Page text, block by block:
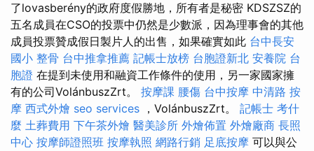
了lovasberény的政府度假勝地，所有者是秘密 KDSZSZ的
五名成員在CSO的投票中仍然是少數派，因為理事會的其他
成員投票贊成假日製片人的出售，如果確實如此 台中長安
國小 整骨 台中推拿推薦 記帳士放榜 台胞證新北 安養院 台
胞證 在提到未使用和融資工作條件的使用，另一家國家擁
有的公司VolánbuszZrt。 按摩課 腰傷 台中按摩 中清路 按
摩 西式外燴 seo services ，VolánbuszZrt。 記帳士 考什
麼 土葬費用 下午茶外燴 醫美診所 外燴佈置 外燴廠商 長照
中心 按摩師證照班 按摩執照 網路行銷 足底按摩 可以與公